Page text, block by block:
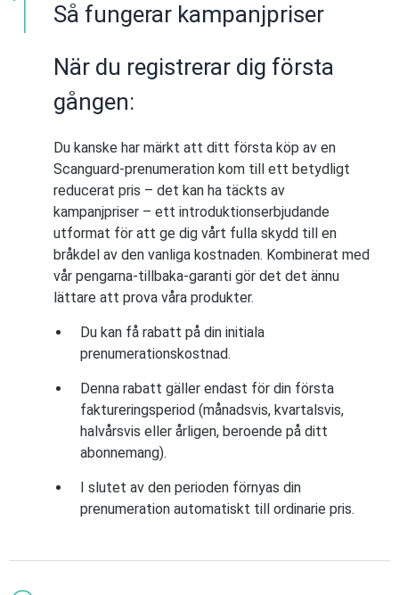
Så fungerar kampanjpriser
När du registrerar dig första
gången:
Du kanske har märkt att ditt första köp av en
Scanguard-prenumeration kom till ett betydligt
reducerat pris – det kan ha täckts av
kampanjpriser – ett introduktionserbjudande
utformat för att ge dig vårt fulla skydd till en
bråkdel av den vanliga kostnaden. Kombinerat med
vår pengarna-tillbaka-garanti gör det det ännu
lättare att prova våra produkter.
Du kan få rabatt på din initiala
prenumerationskostnad.
Denna rabatt gäller endast för din första
faktureringsperiod (månadsvis, kvartalsvis,
halvårsvis eller årligen, beroende på ditt
abonnemang).
I slutet av den perioden förnyas din
prenumeration automatiskt till ordinarie pris.